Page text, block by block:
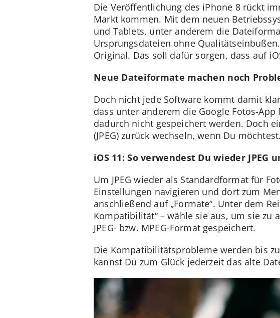
Die Veröffentlichung des iPhone 8 rückt
Markt kommen. Mit dem neuen
und Tablets, unter anderem die
Ursprungsdateien ohne
Original. Das soll dafür sorgen, dass auf
Neue Dateiformate machen noch
Doch nicht jede Software kommt damit
dass unter anderem die Google Fotos-
dadurch nicht gespeichert werden. Doch
(JPEG) zurück wechseln, wenn Du möchtest.
iOS 11: So verwendest Du wieder JPEG
Um JPEG wieder als Standardformat für
Einstellungen navigieren und dort zum
anschließend auf „Formate“. Unter dem
Kompatibilität“ – wähle sie aus, um sie zu
JPEG- bzw. MPEG-Format gespeichert.
Die Kompatibilitätsprobleme werden bis
kannst Du zum Glück jederzeit das alte